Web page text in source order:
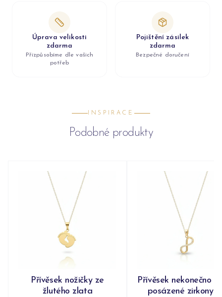
Úprava velikosti
zdarma
Přizpůsobíme dle vašich
potřeb
Pojištění zásilek
zdarma
Bezpečné doručení
INSPIRACE
Podobné produkty
Přívěsek nožičky ze
žlutého zlata
Přívěsek nekonečno
posázené zirkony